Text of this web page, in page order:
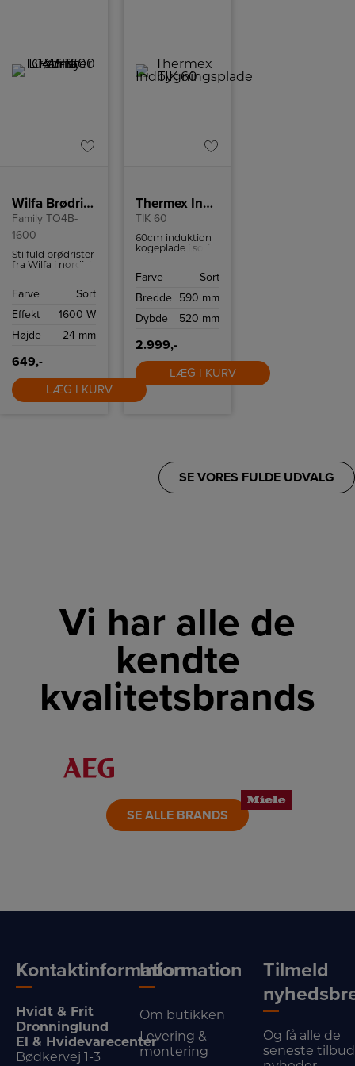
hårdt vejr
Wilfa Brødrister
Family TO4B-
1600
Stilfuld brødrister
fra Wilfa i nordisk
skiver brød og
ristingsniveauer.
Farve
Sort
Effekt
1600 W
Højde
24 mm
649,-
LÆG I KURV
Thermex Indbygningsplade
TIK 60
60cm induktion
kogeplade i sort
glas touch
børnesikring –
moderne køkken.
Farve
Sort
Bredde
590 mm
Dybde
520 mm
2.999,-
LÆG I KURV
SE VORES FULDE UDVALG
Vi har alle de
kendte
kvalitetsbrands
LINK
SE ALLE BRANDS
Kontaktinformation
Hvidt & Frit
Dronninglund
El & Hvidevarecenter
Bødkervej 1-3
Information
Om butikken
Levering &
montering
Tilmeld
Og få alle de
seneste